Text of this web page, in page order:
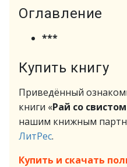
Оглавление
***
Купить книгу
Приведённый
книги «Рай со
нашим книжным
ЛитРес.
Купить и скачать